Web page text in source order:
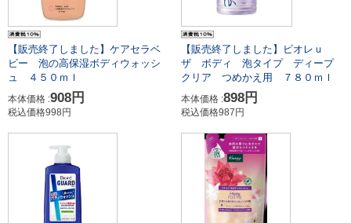
【販売終了しました】ケアセラベ
ビー 泡の高保湿ボディウォッシ
ュ ４５０ｍｌ
本体価格 :908円
税込価格998円
【販売終了しました】ビオレｕ
ザ ボディ 泡タイプ ディープ
クリア つめかえ用 ７８０ｍｌ
本体価格 :898円
税込価格987円